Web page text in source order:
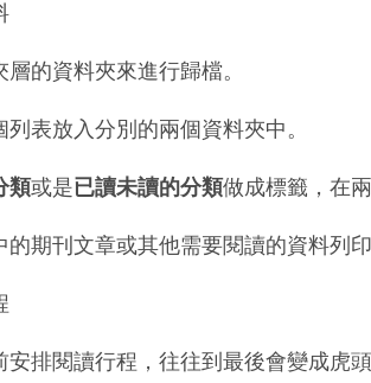
的資料夾來進行歸檔。
表放入分別的兩個資料夾中。
類或是已讀未讀的分類做成標籤，在
刊文章或其他需要閱讀的資料列印
排閱讀行程，往往到最後會變成虎